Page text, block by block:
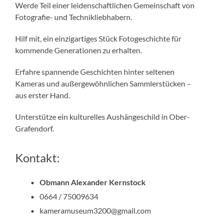
Werde Teil einer leidenschaftlichen Gemeinschaft von
Fotografie- und Technikliebhabern.
Hilf mit, ein einzigartiges Stück Fotogeschichte für
kommende Generationen zu erhalten.
Erfahre spannende Geschichten hinter seltenen
Kameras und außergewöhnlichen Sammlerstücken –
aus erster Hand.
Unterstütze ein kulturelles Aushängeschild in Ober-
Grafendorf.
Kontakt:
Obmann Alexander Kernstock
0664 / 75009634
kameramuseum3200@gmail.com